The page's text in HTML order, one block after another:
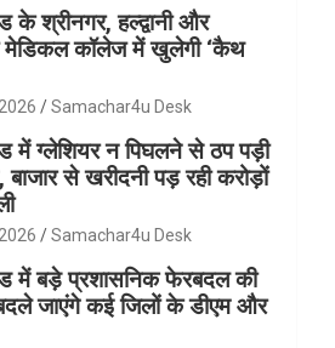
के श्रीनगर, हल्द्वानी और
मेडिकल कॉलेज में खुलेगी ‘कैथ
Samachar4u Desk
में ग्लेशियर न पिघलने से ठप पड़ी
बाजार से खरीदनी पड़ रही करोड़ों
Samachar4u Desk
में बड़े प्रशासनिक फेरबदल की
जाएंगे कई जिलों के डीएम और